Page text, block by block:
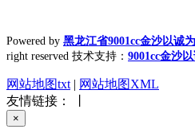
Powered by 黑龙江省9001cc金沙以诚
right reserved 技术支持： 9001cc金沙
网站地图txt | 网站地图XML
友情链接： 丨
×